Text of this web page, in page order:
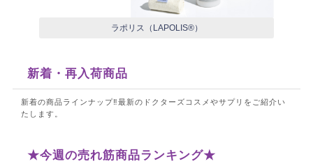
ラポリス（LAPOLIS®）
新着・再入荷商品
新着の商品ラインナップ‼最新のドクターズコスメやサプリをご紹介い
たします。
★今週の売れ筋商品ランキング★